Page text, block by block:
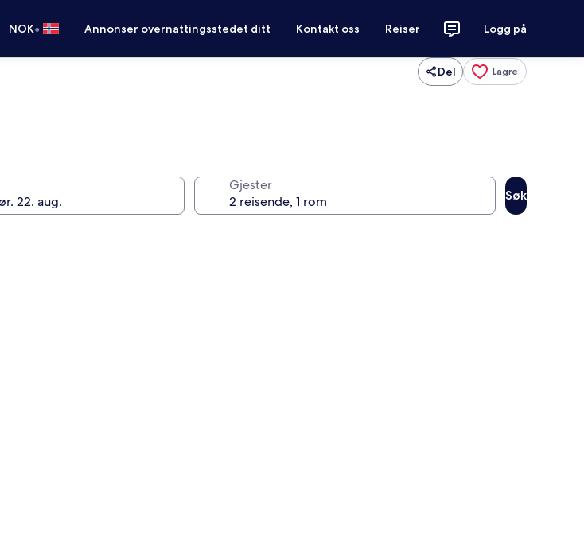
NOK• Annonser overnattingsstedet ditt Kontakt oss Reiser Logg på
Del Lagre
Gjester
Søk